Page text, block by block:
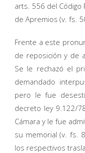
arts. 556 del Código
de Apremios (v. fs.
Frente a este
de reposición y de
Se le rechazó el
demandado
pero le fue
decreto ley 9.122/
Cámara y le fue
su memorial (v. fs.
los respectivos